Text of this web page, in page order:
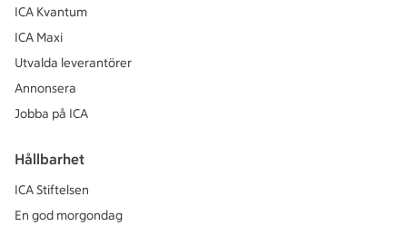
ICA Kvantum
ICA Maxi
Utvalda leverantörer
Annonsera
Jobba på ICA
Hållbarhet
ICA Stiftelsen
En god morgondag